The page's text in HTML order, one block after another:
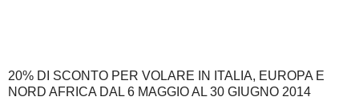
20% DI SCONTO PER VOLARE IN ITALIA, EUROPA E
NORD AFRICA DAL 6 MAGGIO AL 30 GIUGNO 2014